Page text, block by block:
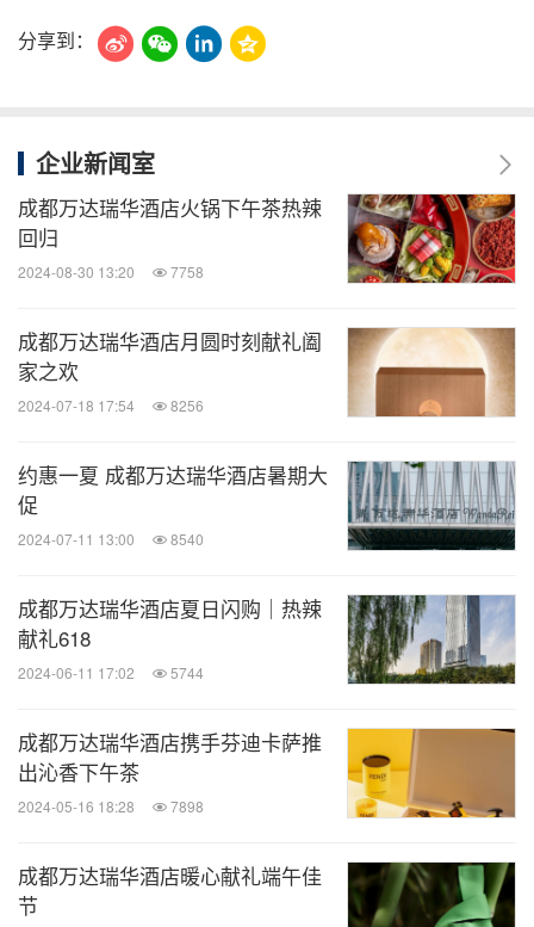
分享到：
企业新闻室
成都万达瑞华酒店火锅下午茶热辣
回归
2024-08-30 13:20 7758
成都万达瑞华酒店月圆时刻献礼阖
家之欢
2024-07-18 17:54 8256
约惠一夏 成都万达瑞华酒店暑期大
促
2024-07-11 13:00 8540
成都万达瑞华酒店夏日闪购｜热辣
献礼618
2024-06-11 17:02 5744
成都万达瑞华酒店携手芬迪卡萨推
出沁香下午茶
2024-05-16 18:28 7898
成都万达瑞华酒店暖心献礼端午佳
节